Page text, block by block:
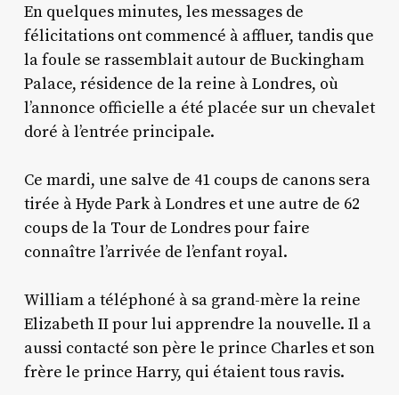
En quelques minutes, les messages de
félicitations ont commencé à affluer, tandis que
la foule se rassemblait autour de Buckingham
Palace, résidence de la reine à Londres, où
l’annonce officielle a été placée sur un chevalet
doré à l’entrée principale.
Ce mardi, une salve de 41 coups de canons sera
tirée à Hyde Park à Londres et une autre de 62
coups de la Tour de Londres pour faire
connaître l’arrivée de l’enfant royal.
William a téléphoné à sa grand-mère la reine
Elizabeth II pour lui apprendre la nouvelle. Il a
aussi contacté son père le prince Charles et son
frère le prince Harry, qui étaient tous ravis.